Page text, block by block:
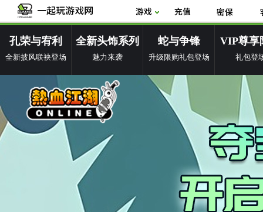
孔荣与宥利
全新披风联袂登场
全新头饰系列
魅力来袭
蛇与争锋
升级限购礼包登场
VIP尊享
礼包登